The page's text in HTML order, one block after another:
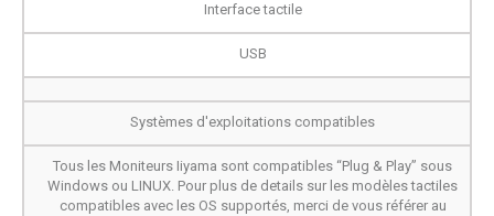
Interface tactile
USB
Systèmes d'exploitations compatibles
Tous les Moniteurs Iiyama sont compatibles “Plug & Play” sous
Windows ou LINUX. Pour plus de details sur les modèles tactiles
compatibles avec les OS supportés, merci de vous référer au